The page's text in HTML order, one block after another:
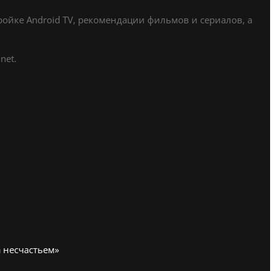
Android TV, рекомендации фильмов и сериалов, а